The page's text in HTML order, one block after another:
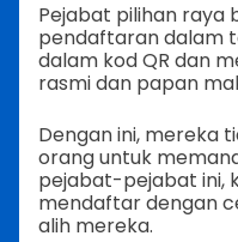
Pejabat pilihan raya
pendaftaran dalam
dalam kod QR dan
rasmi dan papan
Dengan ini, mereka
orang untuk
pejabat-pejabat ini,
mendaftar dengan
alih mereka.